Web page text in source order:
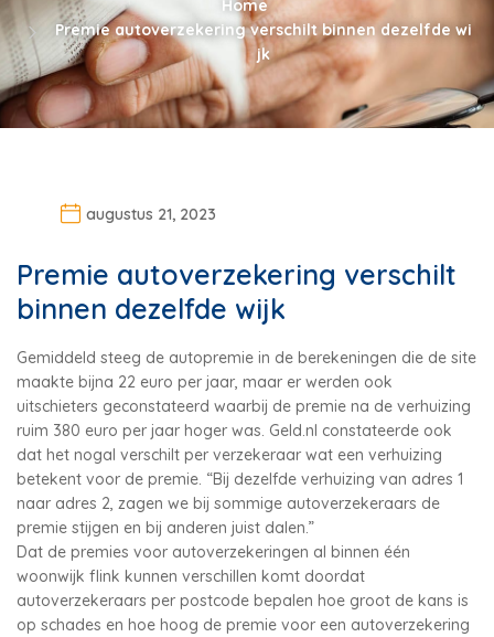
Home
Premie autoverzekering verschilt binnen dezelfde wi
jk
augustus 21, 2023
Premie autoverzekering verschilt
binnen dezelfde wijk
Gemiddeld steeg de autopremie in de berekeningen die de site
maakte bijna 22 euro per jaar, maar er werden ook
uitschieters geconstateerd waarbij de premie na de verhuizing
ruim 380 euro per jaar hoger was. Geld.nl constateerde ook
dat het nogal verschilt per verzekeraar wat een verhuizing
betekent voor de premie. “Bij dezelfde verhuizing van adres 1
naar adres 2, zagen we bij sommige autoverzekeraars de
premie stijgen en bij anderen juist dalen.”
Dat de premies voor autoverzekeringen al binnen één
woonwijk flink kunnen verschillen komt doordat
autoverzekeraars per postcode bepalen hoe groot de kans is
op schades en hoe hoog de premie voor een autoverzekering